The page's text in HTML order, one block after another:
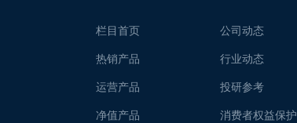
栏目首页
热销产品
运营产品
净值产品
公司动态
行业动态
投研参考
消费者权益保护